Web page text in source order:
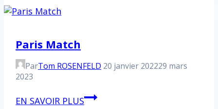
Paris Match
ParTom ROSENFELD 20 janvier 202229 mars
2023
EN SAVOIR PLUSParis